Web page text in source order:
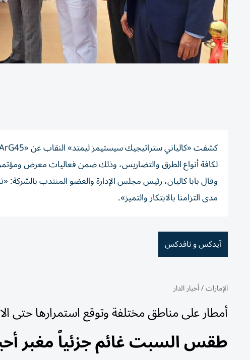
لكافة أنواع الطرق والتضاريس، وذلك ضمن فعاليات معرض ومؤتمر الدفاع
وقال بابا كاليان، رئيس مجلس الإدارة والعضو المنتدب بالشركة:
مدى التزامنا بالابتكار والتميز».
آيدكس و نافدكس
الإمارات/أخبار الدار
أمطار على مناطق مختلفة وتوقع استمرارها حتى
طقس السبت غائم جزئياً مغبر